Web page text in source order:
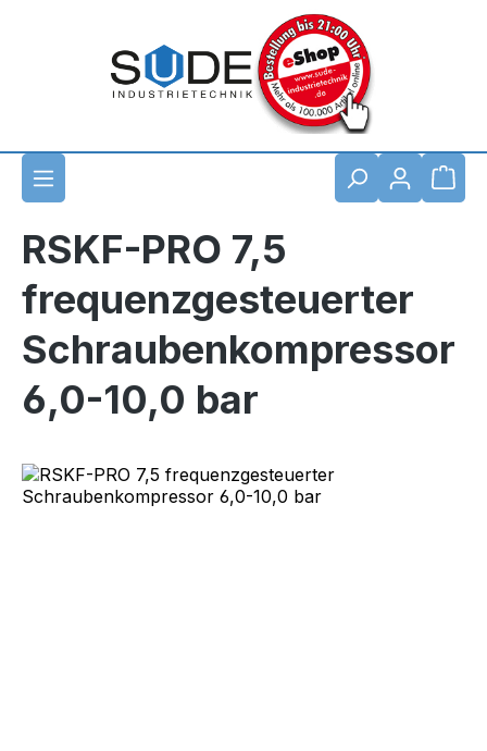
RSKF-PRO 7,5
frequenzgesteuerter
Schraubenkompressor
6,0-10,0 bar
Bildergalerie überspringen